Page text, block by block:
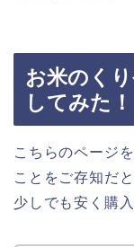
お米のく
してみた！
こちらのページ
ことをご存知だ
少しでも安く購